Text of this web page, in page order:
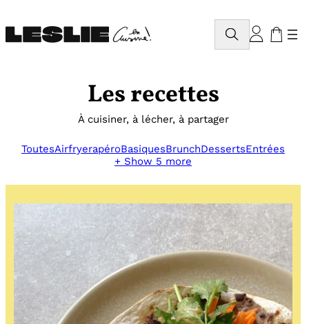
au
contenu
Rechercher
Les recettes
À cuisiner, à lécher, à partager
ToutesAirfryerapéroBasiquesBrunchDessertsEntrées
+ Show 5 more